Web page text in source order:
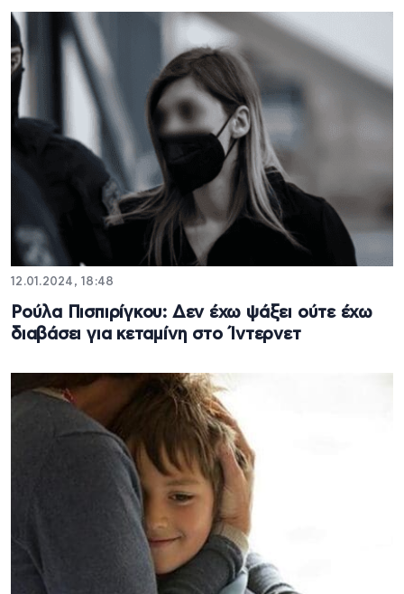
12.01.2024, 18:48
Ρούλα Πισπιρίγκου: Δεν έχω ψάξει ούτε έχω
διαβάσει για κεταμίνη στο Ίντερνετ